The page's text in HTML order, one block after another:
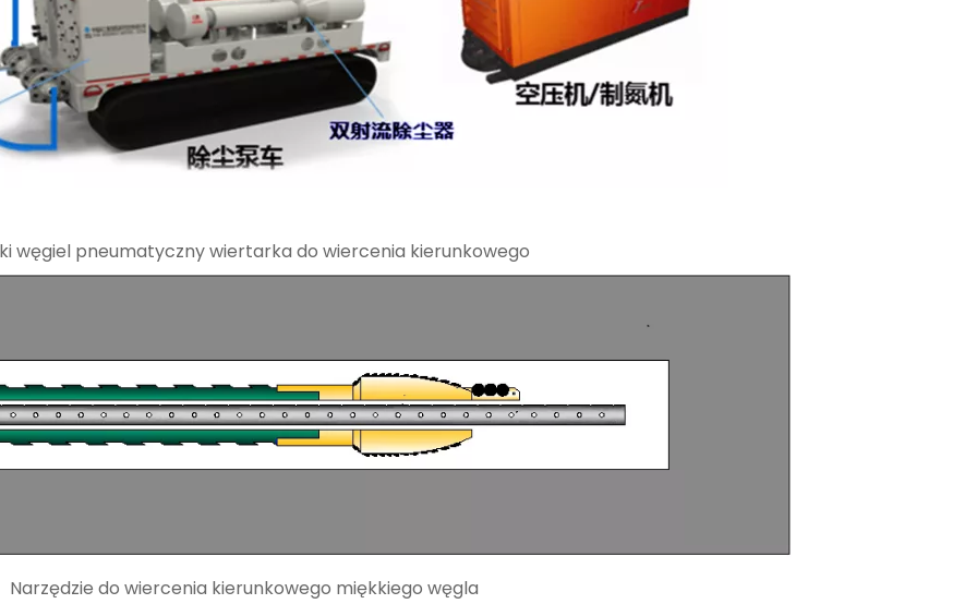
węgiel pneumatyczny wiertarka do wiercenia kierunkowego
Narzędzie do wiercenia kierunkowego miękkiego węgla